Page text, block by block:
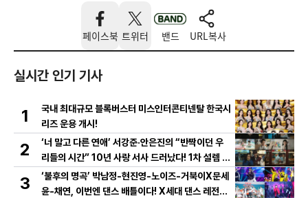
페이스북 트위터 밴드 URL복사
실시간 인기 기사
1
국내 최대규모 블록버스터 미스인터콘티넨탈 한국시
리즈 운용 개시!
2
‘너 말고 다른 연애’ 서강준·안은진의 “반짝이던 우
리들의 시간” 10년 사랑 서사 드러났다! 1차 설렘 티
저 영상 공개!
3
‘불후의 명곡’ 박남정-현진영-노이즈-거북이X문세
윤-채연, 이번엔 댄스 배틀이다! X세대 댄스 레전드